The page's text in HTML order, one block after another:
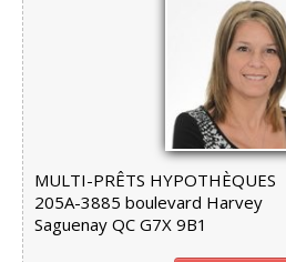
MULTI-PRÊTS HYPOTHÈQUES
205A-3885 boulevard Harvey
Saguenay QC G7X 9B1